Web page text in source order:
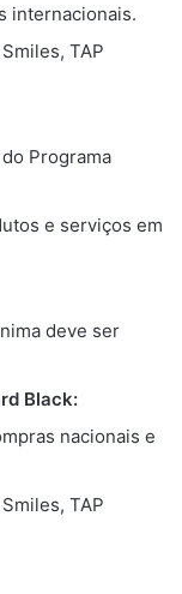
internacionais.
TAP
Programa
e serviços em
deve ser
Black:
nacionais e
TAP